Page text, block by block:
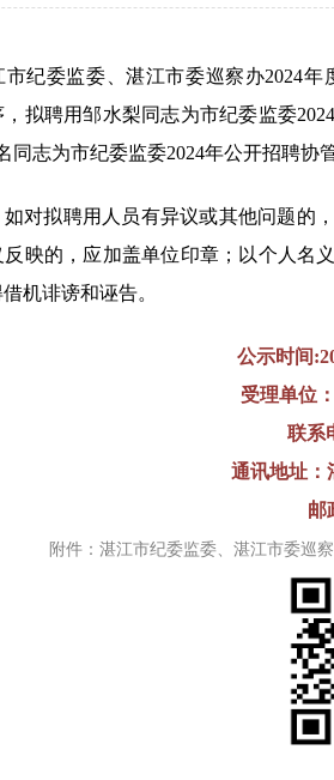
市纪委监委、湛江市委巡察办2024
拟聘用邹水梨同志为市纪委监委
同志为市纪委监委2024年公开招聘协
对拟聘用人员有异议或其他问题的
反映的，应加盖单位印章；以个人名
机诽谤和诬告。
公示时间
受理单位
联系
通讯地址：
邮
附件：湛江市纪委监委、湛江市委巡